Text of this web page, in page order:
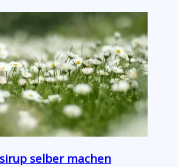
selber machen